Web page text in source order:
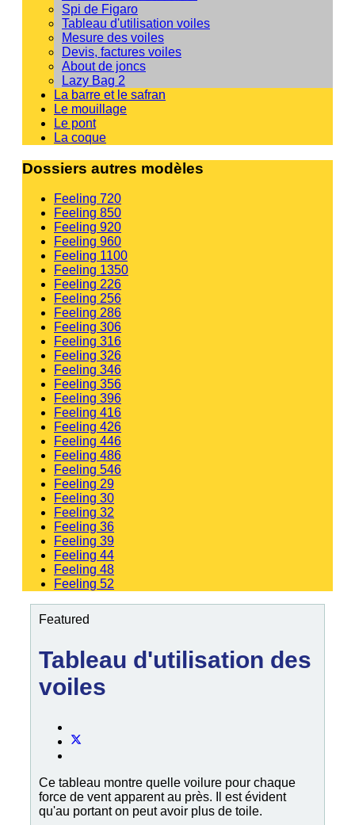
Spi de Figaro
Tableau d'utilisation voiles
Mesure des voiles
Devis, factures voiles
About de joncs
Lazy Bag 2
La barre et le safran
Le mouillage
Le pont
La coque
Dossiers autres modèles
Feeling 720
Feeling 850
Feeling 920
Feeling 960
Feeling 1100
Feeling 1350
Feeling 226
Feeling 256
Feeling 286
Feeling 306
Feeling 316
Feeling 326
Feeling 346
Feeling 356
Feeling 396
Feeling 416
Feeling 426
Feeling 446
Feeling 486
Feeling 546
Feeling 29
Feeling 30
Feeling 32
Feeling 36
Feeling 39
Feeling 44
Feeling 48
Feeling 52
Featured
Tableau d'utilisation des
voiles
Ce tableau montre quelle voilure pour chaque
force de vent apparent au près. Il est évident
qu'au portant on peut avoir plus de toile.